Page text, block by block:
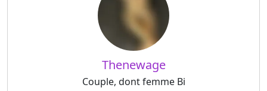
Thenewage
Couple, dont femme Bi